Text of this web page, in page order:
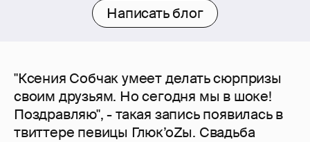
Написать блог
"Ксения Собчак умеет делать сюрпризы
своим друзьям. Но сегодня мы в шоке!
Поздравляю", - такая запись появилась в
твиттере певицы Глюк’оZы. Свадьба